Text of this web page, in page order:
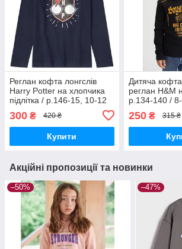
Реглан кофта лонгслів
Harry Potter на хлопчика
підлітка / р.146-15, 10-12
300 ₴ 420 ₴
Купити
Дитяча кофта
реглан H&M
р.134-140 / 8-
250₴ 315 ₴
Акційні пропозиції та новинки
–50% –47%